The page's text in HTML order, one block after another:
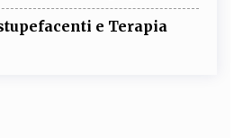
e Terapia